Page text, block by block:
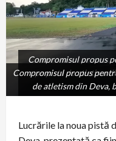
Compromisul propus
pe pista de atletism
Compromisul propus
de atletism din Deva,
Lucrările la noua pistă